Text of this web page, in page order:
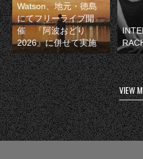
Watson、地元・徳島
にてフリーライブ開
催 『阿波おどり
2026』に併せて実施
VIEW